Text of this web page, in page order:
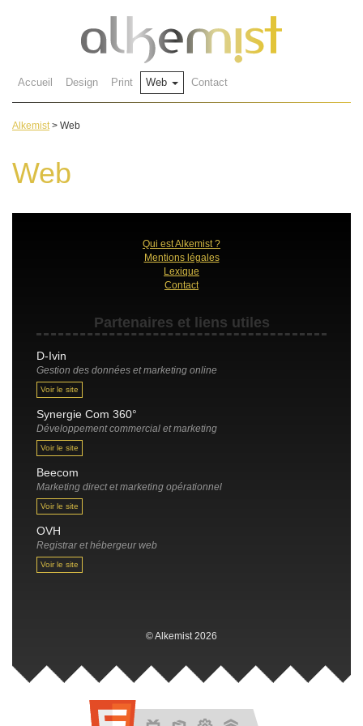
Accueil Design Print Web Contact
Alkemist> Web
Web
Qui est Alkemist ?
Mentions légales
Lexique
Contact
Partenaires et liens utiles
D-Ivin
Gestion des données et marketing online
Voir le site
Synergie Com 360°
Développement commercial et marketing
Voir le site
Beecom
Marketing direct et marketing opérationnel
Voir le site
OVH
Registrar et hébergeur web
Voir le site
© Alkemist 2026